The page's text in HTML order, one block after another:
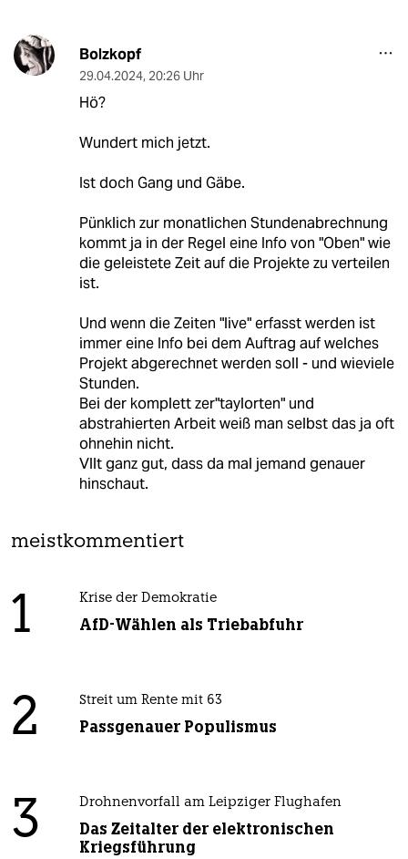
Bolzkopf
29.04.2024, 20:26 Uhr
Hö?
Wundert mich jetzt.
Ist doch Gang und Gäbe.
Pünklich zur monatlichen Stundenabrechnung
kommt ja in der Regel eine Info von "Oben" wie
die geleistete Zeit auf die Projekte zu verteilen
ist.
Und wenn die Zeiten "live" erfasst werden ist
immer eine Info bei dem Auftrag auf welches
Projekt abgerechnet werden soll - und wieviele
Stunden.
Bei der komplett zer"taylorten" und
abstrahierten Arbeit weiß man selbst das ja oft
ohnehin nicht.
Vllt ganz gut, dass da mal jemand genauer
hinschaut.
meistkommentiert
1 Krise der Demokratie
AfD-Wählen als Triebabfuhr
2 Streit um Rente mit 63
Passgenauer Populismus
3 Drohnenvorfall am Leipziger Flughafen
Das Zeitalter der elektronischen
Kriegsführung